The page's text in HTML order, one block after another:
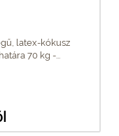
latex-kókusz
70 kg -...